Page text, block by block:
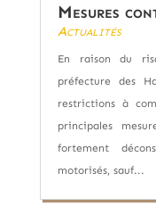
Mesures
Actualités
En raison du
préfecture des
restrictions à
principales
fortement
motorisés, sauf...